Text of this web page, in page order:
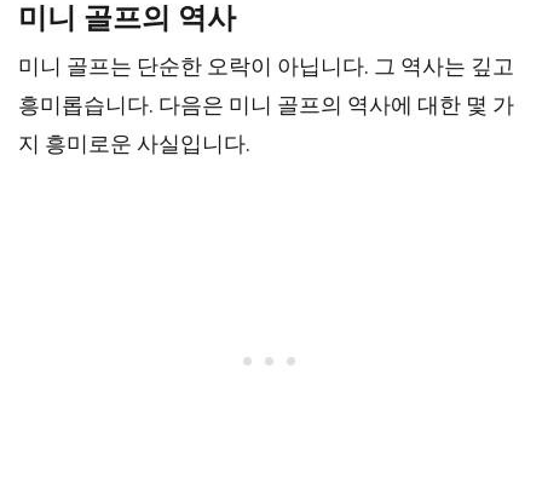
미니 골프의 역사
미니 골프는 단순한 오락이 아닙니다. 그 역사는 깊고
흥미롭습니다. 다음은 미니 골프의 역사에 대한 몇 가
지 흥미로운 사실입니다.